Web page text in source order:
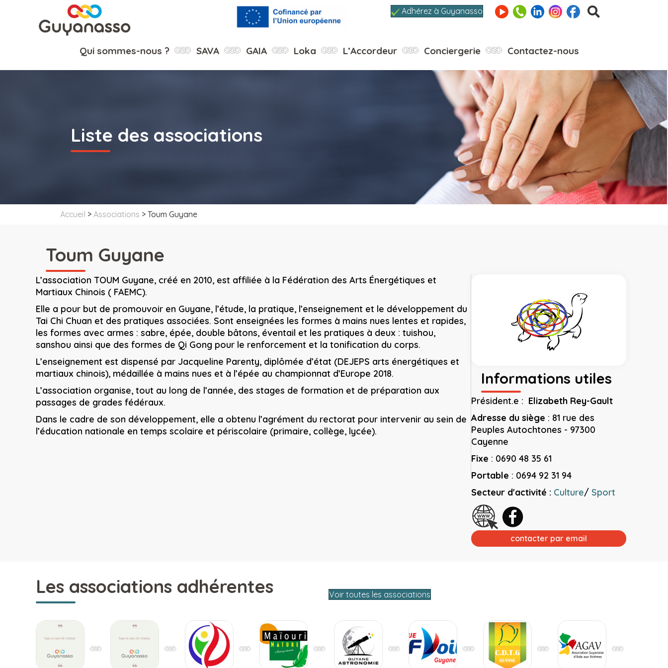
Adhérez à Guyanasso
Qui sommes-nous ? SAVA GAIA Loka L’Accordeur Conciergerie Contactez-nous
Liste des associations
Accueil > Associations > Toum Guyane
Toum Guyane
L’association TOUM Guyane, créé en 2010, est affiliée à la Fédération des Arts Énergétiques et
Martiaux Chinois ( FAEMC).
Elle a pour but de promouvoir en Guyane, l’étude, la pratique, l’enseignement et le développement du
Tai Chi Chuan et des pratiques associées. Sont enseignées les formes à mains nues lentes et rapides,
les formes avec armes : sabre, épée, double bâtons, éventail et les pratiques à deux : tuishou,
sanshou ainsi que des formes de Qi Gong pour le renforcement et la tonification du corps.
L’enseignement est dispensé par Jacqueline Parenty, diplômée d’état (DEJEPS arts énergétiques et
martiaux chinois), médaillée à mains nues et à l’épée au championnat d’Europe 2018.
L’association organise, tout au long de l’année, des stages de formation et de préparation aux
passages de grades fédéraux.
Dans le cadre de son développement, elle a obtenu l’agrément du rectorat pour intervenir au sein de
l’éducation nationale en temps scolaire et périscolaire (primaire, collège, lycée).
Informations utiles
Président.e : Elizabeth Rey-Gault
Adresse du siège : 81 rue des
Peuples Autochtones - 97300
Cayenne
Fixe : 0690 48 35 61
Portable : 0694 92 31 94
Secteur d'activité : Culture/ Sport
contacter par email
Les associations adhérentes Voir toutes les associations